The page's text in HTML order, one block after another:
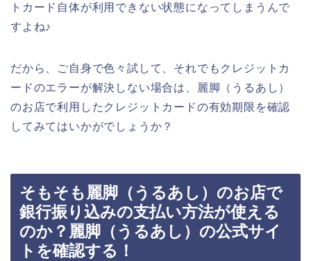
トカード自体が利用できない状態になってしまうんで
すよね♪
だから、ご自身で色々試して、それでもクレジットカ
ードのエラーが解決しない場合は、麗脚（うるあし）
のお店で利用したクレジットカードの有効期限を確認
してみてはいかがでしょうか？
そもそも麗脚（うるあし）のお店で
銀行振り込みの支払い方法が使える
のか？麗脚（うるあし）の公式サイ
トを確認する！